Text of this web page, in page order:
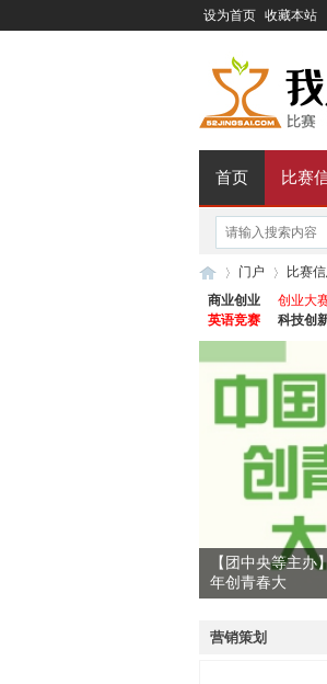
设为首页 收藏本站
首页 比赛
我
爱
›
门户
›
比赛
商业创业
创业大
英语竞赛
科技创
【团中央等主办
年创青春大
营销策划